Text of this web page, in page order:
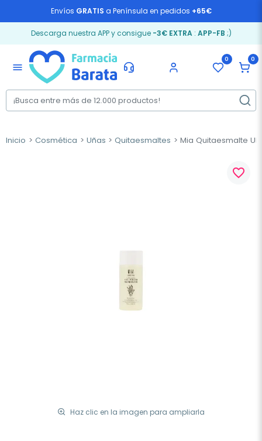
Envíos GRATIS a Península en pedidos +65€
Descarga nuestra APP y consigue -3€ EXTRA: APP-FB ;)
menu
0 0
Inicio Cosmética Uñas Quitaesmaltes Mia Quitaesmalte
Haz clic en la imagen para ampliarla
favorite_border